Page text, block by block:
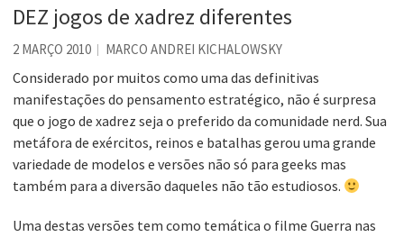
Tem que filmar isso daí
A construção da urbanidade
Aprender a fracassar é o segredo do sucesso
DEZ jogos de xadrez diferentes
2 MARÇO 2010 MARCO ANDREI KICHALOWSKY
Considerado por muitos como uma das definitivas
manifestações do pensamento estratégico, não é surpresa
que o jogo de xadrez seja o preferido da comunidade nerd. Sua
metáfora de exércitos, reinos e batalhas gerou uma grande
variedade de modelos e versões não só para geeks mas
também para a diversão daqueles não tão estudiosos.
Uma destas versões tem como temática o filme Guerra nas